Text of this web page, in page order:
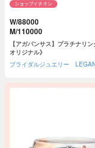
W/88000
M/110000
【アガパンサス】プラチナリ
オリジナル》
ブライダルジュエリー LEGAN